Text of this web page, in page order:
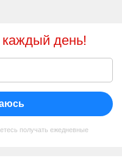
день!
получать ежедневные